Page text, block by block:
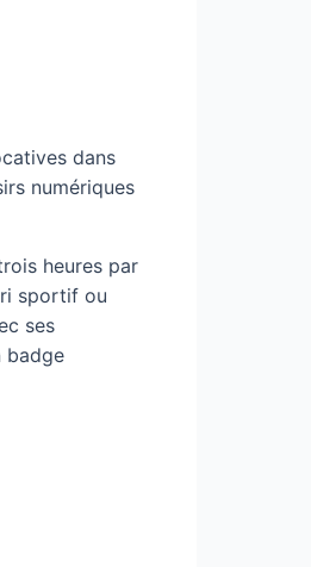
dans
numériques
heures par
sportif ou
ses
badge